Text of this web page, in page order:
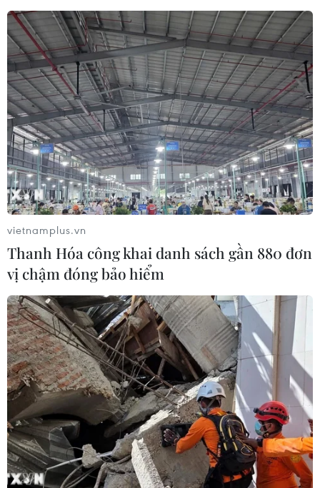
vietnamplus.vn
Thanh Hóa công khai danh sách gần 880 đơn
vị chậm đóng bảo hiểm